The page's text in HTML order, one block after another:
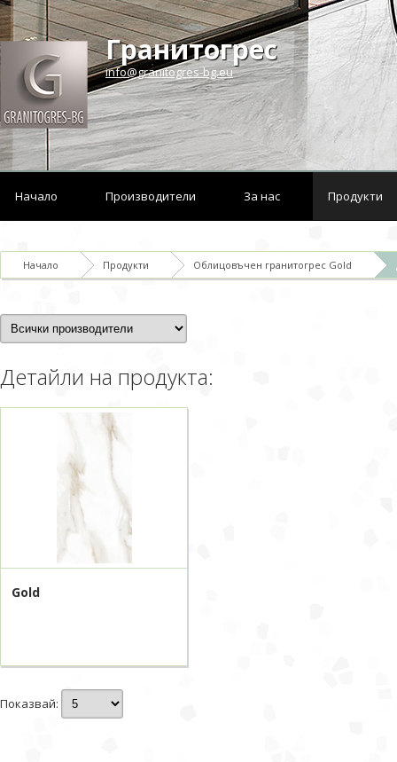
Гранитогрес
info@granitogres-bg.eu
Начало Производители За нас Продукти
Начало Продукти Облицовъчен гранитогрес Gold
Детайли на продукта:
Gold
Показвай: